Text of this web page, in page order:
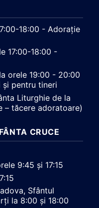
18:00 - Adorație
17:00-18:00 -
orele 19:00 - 20:00
pentru tineri
Liturghie de la
– tăcere adoratoare)
CRUCE
9:45 și 17:15
Sfântul
la 8:00 și 18:00